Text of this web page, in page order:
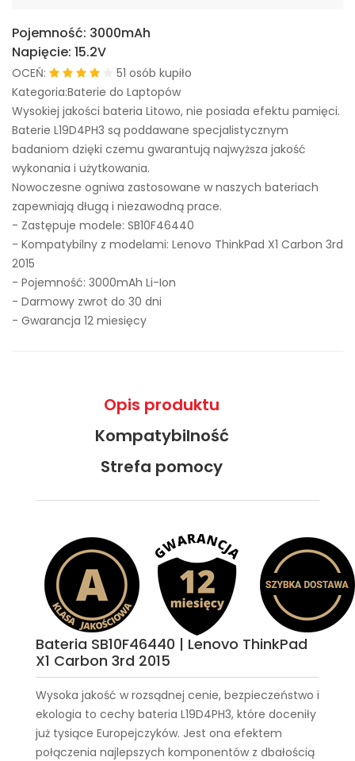
Pojemność: 3000mAh
Napięcie: 15.2V
OCEŃ:
51 osób kupiło
Kategoria:Baterie do Laptopów
Wysokiej jakości bateria Litowo, nie posiada efektu pamięci.
Baterie L19D4PH3 są poddawane specjalistycznym
badaniom dzięki czemu gwarantują najwyższa jakość
wykonania i użytkowania.
Nowoczesne ogniwa zastosowane w naszych bateriach
zapewniają długą i niezawodną prace.
- Zastępuje modele: SB10F46440
- Kompatybilny z modelami: Lenovo ThinkPad X1 Carbon 3rd
2015
- Pojemność: 3000mAh Li-Ion
- Darmowy zwrot do 30 dni
- Gwarancja 12 miesięcy
Opis produktu
Kompatybilność
Strefa pomocy
Bateria SB10F46440 | Lenovo ThinkPad
X1 Carbon 3rd 2015
Wysoka jakość w rozsądnej cenie, bezpieczeństwo i
ekologia to cechy bateria L19D4PH3, które doceniły
już tysiące Europejczyków. Jest ona efektem
połączenia najlepszych komponentów z dbałością